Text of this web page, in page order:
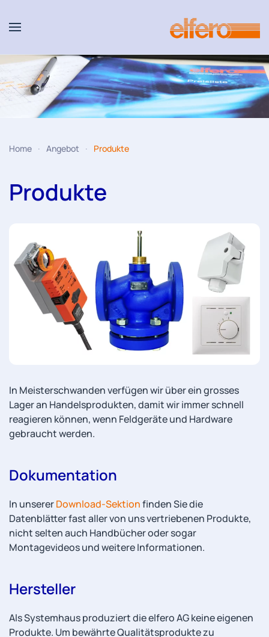
Home Angebot Produkte
Produkte
In Meisterschwanden verfügen wir über ein grosses
Lager an Handelsprodukten, damit wir immer schnell
reagieren können, wenn Feldgeräte und Hardware
gebraucht werden.
Dokumentation
In unsererDownload-Sektionfinden Sie die
Datenblätter fast aller von uns vertriebenen Produkte,
nicht selten auch Handbücher oder sogar
Montagevideos und weitere Informationen.
Hersteller
Als Systemhaus produziert die elfero AG keine eigenen
Produkte. Um bewährte Qualitätsprodukte zu